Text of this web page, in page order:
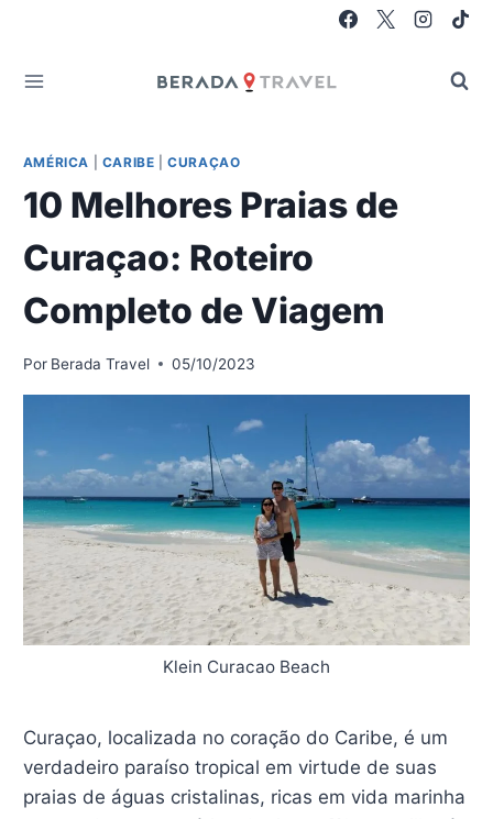
AMÉRICA CARIBE |CURAÇAO
10 Melhores Praias de
Curaçao: Roteiro
Completo de Viagem
Por Berada Travel 05/10/2023
Klein Curacao Beach
Curaçao, localizada no coração do Caribe, é um
verdadeiro paraíso tropical em virtude de suas
praias de águas cristalinas, ricas em vida marinha